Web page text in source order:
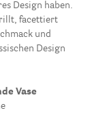
Design haben.
facettiert
und
Design
Vase